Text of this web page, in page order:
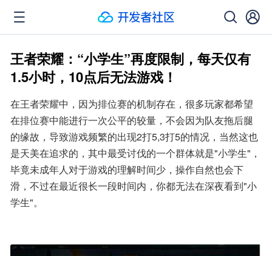
王者荣耀：“小学生”再度限制，每天仅有
1.5小时，10点后无法游戏！
在王者荣耀中，因为排位赛的机制存在，很多玩家都希望
在排位赛中能进行一次公平的较量，不会因为队友拖后腿
的缘故，导致游戏频繁的出现2打5,3打5的情况，当然这也
是天美在追求的，其中最受讨伐的一个群体就是"小学生"，
毕竟未成年人对于游戏的理解时间少，操作自然也会下
滑，不过在最近很长一段时间内，你都无法在深夜看到"小
学生"。